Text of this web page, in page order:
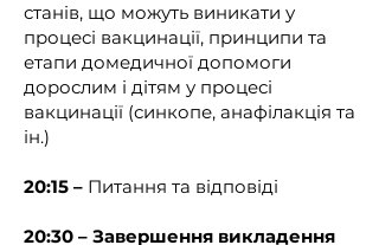
у наступні роки - щорічну
підготовку на заходах
безперервного професійного
розвитку у формі тематичного
навчання тривалістю 2 дні та
більше з присутністю працівника
проведення навчання з
включенням питань щодо
станів, що можуть виникати у
процесі вакцинації, принципи та
етапи домедичної допомоги
дорослим і дітям у процесі
вакцинації (синкопе, анафілакція та
ін.)
20:15 – Питання та відповіді
20:30 – Завершення викладення